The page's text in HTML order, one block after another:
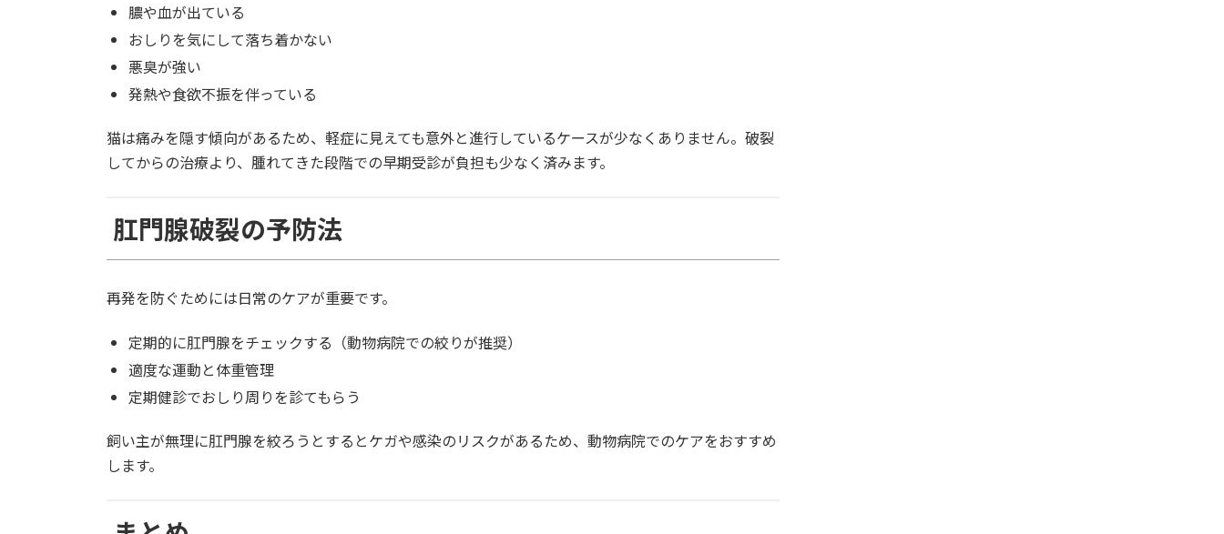
膿や血が出ている
おしりを気にして落ち着かない
悪臭が強い
発熱や食欲不振を伴っている
猫は痛みを隠す傾向があるため、軽症に見えても意外と進行しているケースが少なくありません。破裂
してからの治療より、腫れてきた段階での早期受診が負担も少なく済みます。
肛門腺破裂の予防法
再発を防ぐためには日常のケアが重要です。
定期的に肛門腺をチェックする（動物病院での絞りが推奨）
適度な運動と体重管理
定期健診でおしり周りを診てもらう
飼い主が無理に肛門腺を絞ろうとするとケガや感染のリスクがあるため、動物病院でのケアをおすすめ
します。